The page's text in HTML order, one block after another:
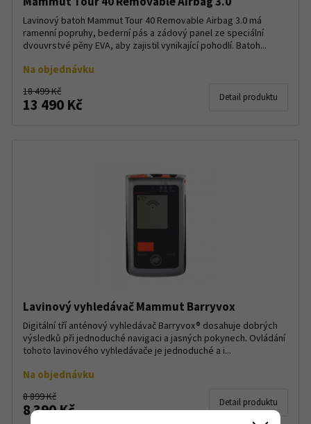
Lavinový batoh Mammut Tour 40 Removable Airbag 3.0 má
ramenní popruhy, bederní pás a zádový panel ze speciální
dvouvrstvé pěny EVA, aby zajistil vynikající pohodlí. Batoh...
Na objednávku
18 499 Kč
13 490 Kč Detail produktu
Lavinový vyhledávač Mammut Barryvox
Digitální tří anténový vyhledávač Barryvox® dosahuje dobrých
výsledků při jednoduché navigaci a jasných pokynech. Ovládání
tohoto lavinového vyhledávače je jednoduché a i...
Na objednávku
8 899 Kč
8 390 Kč Detail produktu